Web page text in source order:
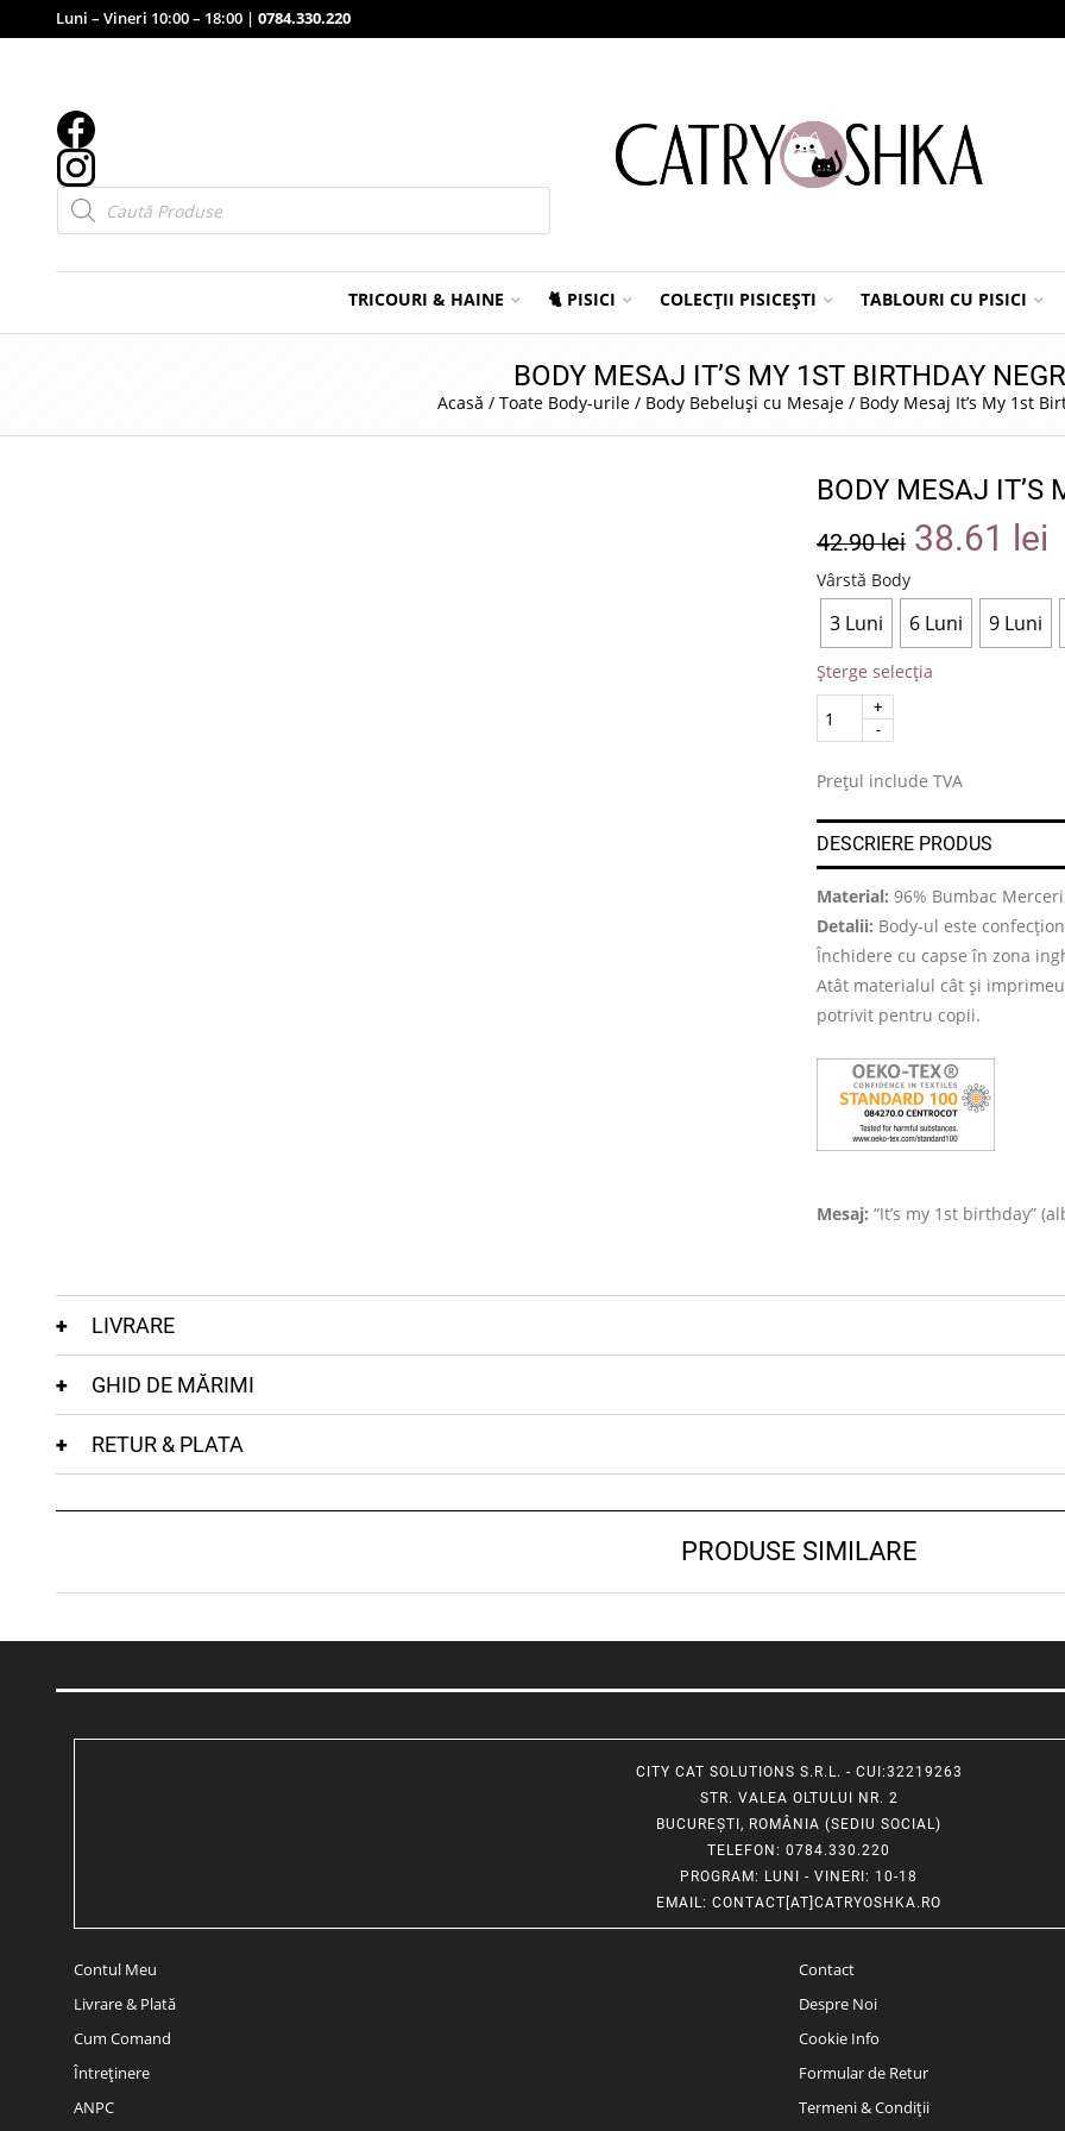
Luni – Vineri 10:00 – 18:00 | 0784.330.220
Products
search
TRICOURI & HAINE 🐈 PISICI COLECȚII PISICEȘTI TABLOURI CU PISICI
BODY MESAJ IT’S MY 1ST BIRTHDAY
Acasă / Toate Body-urile/ Body Bebeluși cu Mesaje/ Body Mesaj It’s My 1st
BODY MESAJ IT’S
42.90lei 38.61 lei
Vârstă Body
3 Luni 6 Luni 9 Luni
Șterge selecția
Quantity
Prețul include TVA
DESCRIERE PRODUS
Material: 96% Bumbac
Detalii: Body-ul este
Închidere cu capse în zona
Atât materialul cât și
potrivit pentru copii.
Mesaj: “It’s my 1st birthday”
LIVRARE
GHID DE MĂRIMI
RETUR & PLATA
PRODUSE SIMILARE
CITY CAT SOLUTIONS S.R.L. - CUI:32219263
STR. VALEA OLTULUI NR. 2
BUCUREȘTI, ROMÂNIA (SEDIU SOCIAL)
TELEFON : 0784.330.220
PROGRAM: LUNI - VINERI: 10-18
EMAIL: CONTACT[AT]CATRYOSHKA.RO
Contul Meu
Livrare & Plată
Cum Comand
Întreținere
ANPC
Contact
Despre Noi
Cookie Info
Formular de Retur
Termeni & Condiții